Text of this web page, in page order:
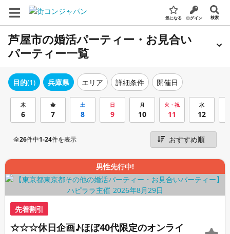
気になる ログイン 検索
芦屋市の婚活パーティー・お見合い
パーティー一覧
目的(1) 兵庫県 エリア 詳細条件 開催日
木
6
金
7
土
8
日
9
月
10
火・祝
11
水
12
全26件中1-24件を表示
男性先行中!
先着割引
☆☆☆休日企画♪ほぼ40代限定のオンライ